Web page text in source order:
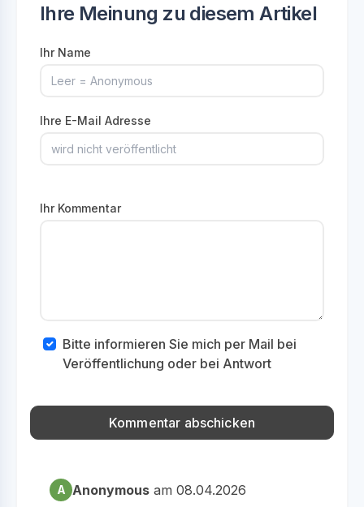
Ihre Meinung zu diesem Artikel
Ihr Name
Ihre E-Mail Adresse
Ihr Kommentar
Bitte informieren Sie mich per Mail bei
Veröffentlichung oder bei Antwort
A Anonymous am 08.04.2026